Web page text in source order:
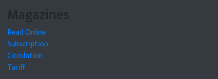
Magazines
Read Online
Subscription
Circulation
Tariff